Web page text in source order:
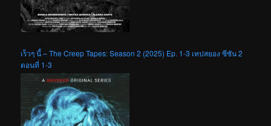
เร็วๆ นี้ – The Creep Tapes: Season 2 (2025) Ep. 1-3 เทปสยอง ซีซัน 2
ตอนที่ 1-3